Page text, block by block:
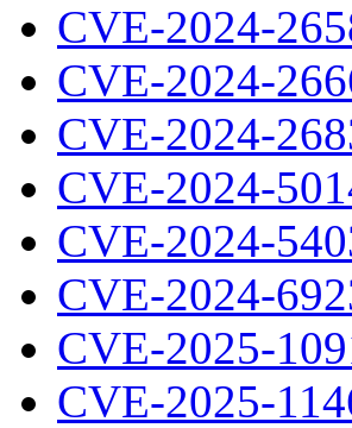
CVE-2024-
CVE-2024-
CVE-2024-
CVE-2024-
CVE-2024-
CVE-2024-
CVE-2025-
CVE-2025-